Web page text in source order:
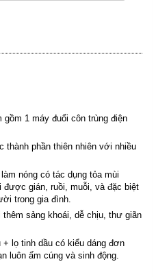
gồm 1 máy đuổi côn trùng điện
phần thiên nhiên với nhiều
nóng có tác dụng tỏa mùi
được gián, ruồi, muỗi, và đặc biệt
trong gia đình.
sảng khoái, dễ chịu, thư giãn
+ lọ tinh dầu có kiểu dáng đơn
luôn ấm cúng và sinh động.